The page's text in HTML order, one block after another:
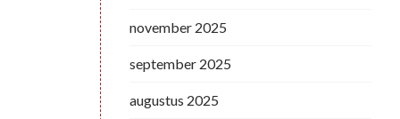
november 2025
september 2025
augustus 2025